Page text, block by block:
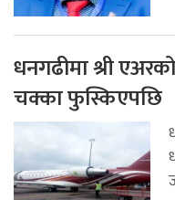
धनगढीमा श्री
चक्का फुस्किएपछि